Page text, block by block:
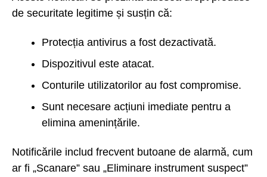
de securitate legitime și susțin că:
Protecția antivirus a fost dezactivată.
Dispozitivul este atacat.
Conturile utilizatorilor au fost compromise.
Sunt necesare acțiuni imediate pentru a
elimina amenințările.
Notificările includ frecvent butoane de alarmă, cum
ar fi „Scanare” sau „Eliminare instrument suspect”